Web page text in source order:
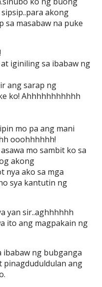
akong
sa masabaw na puke
iginiling sa ibabaw ng
ang sarap ng
ko! Ahhhhhhhhhhh
mo pa ang mani
ooohhhhhh!
mo sambit ko sa
akong
nya ako sa mga
sya kantutin ng
yan sir..aghhhhhh
ito ang magpakain ng
ibabaw ng bubganga
pinagduduldulan ang